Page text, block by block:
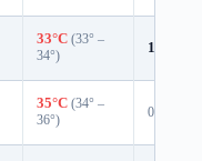
33°C (33° –
34°)
1%
35°C (34° –
36°)
0%